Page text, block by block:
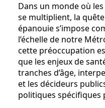
Dans un monde où
se multiplient, la
épanouie s’impose
l’échelle de notre
cette préoccupation
que les enjeux de
tranches d’âge,
et les décideurs
politiques spécifiques